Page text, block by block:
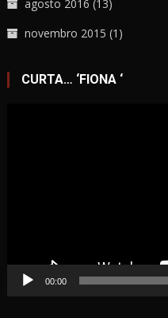
agosto 2016 (13)
novembro 2015 (1)
CURTA… ‘FIONA ‘
00:00